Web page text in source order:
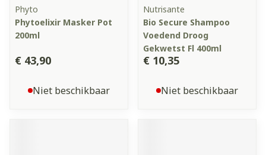
Phyto
Phytoelixir Masker Pot
200ml
€ 43,90
Niet beschikbaar
Nutrisante
Bio Secure Shampoo
Voedend Droog
Gekwetst Fl 400ml
€ 10,35
Niet beschikbaar